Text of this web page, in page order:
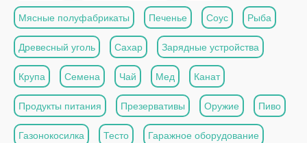
Мясные полуфабрикаты Печенье Соус Рыба
Древесный уголь Сахар Зарядные устройства
Крупа Семена Чай Мед Канат
Продукты питания Презервативы Оружие Пиво
Газонокосилка Тесто Гаражное оборудование